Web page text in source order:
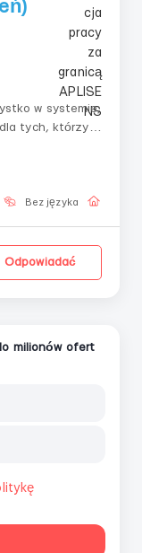
w systemie,
tych, którzy
za pomocą
Bez języka
Odpowiadać
milionów ofert